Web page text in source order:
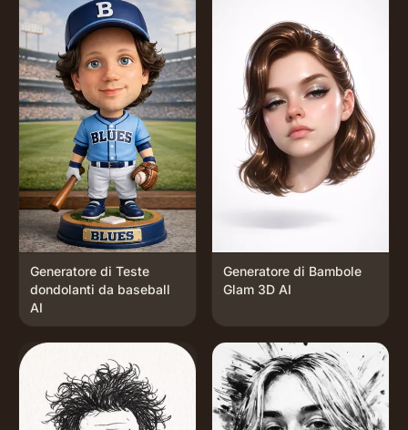
Generatore di Teste
dondolanti da baseball
AI
Generatore di Bambole
Glam 3D AI